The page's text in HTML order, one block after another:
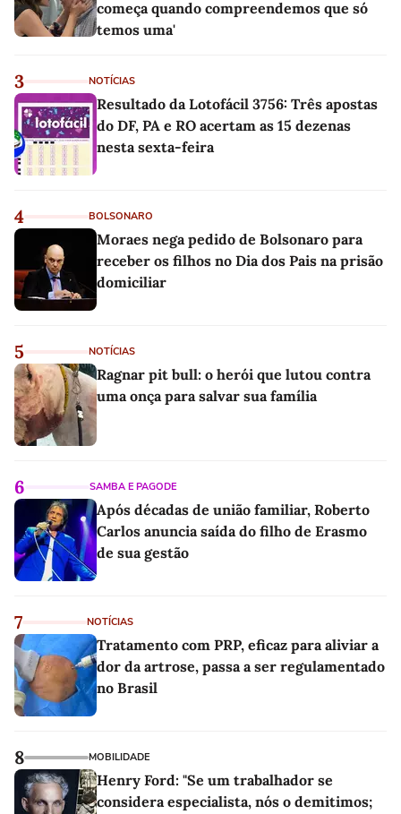
começa quando compreendemos que só
temos uma'
3 NOTÍCIAS
Resultado da Lotofácil 3756: Três apostas
do DF, PA e RO acertam as 15 dezenas
nesta sexta-feira
4 BOLSONARO
Moraes nega pedido de Bolsonaro para
receber os filhos no Dia dos Pais na prisão
domiciliar
5 NOTÍCIAS
Ragnar pit bull: o herói que lutou contra
uma onça para salvar sua família
6 SAMBA E PAGODE
Após décadas de união familiar, Roberto
Carlos anuncia saída do filho de Erasmo
de sua gestão
7 NOTÍCIAS
Tratamento com PRP, eficaz para aliviar a
dor da artrose, passa a ser regulamentado
no Brasil
8 MOBILIDADE
Henry Ford: "Se um trabalhador se
considera especialista, nós o demitimos;